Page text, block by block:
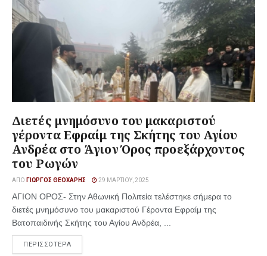
Διετές μνημόσυνο του μακαριστού
γέροντα Εφραίμ της Σκήτης του Αγίου
Ανδρέα στο Άγιον Όρος προεξάρχοντος
του Ρωγών
ΑΠΌ ΓΙΏΡΓΟΣ ΘΕΟΧΆΡΗΣ 29 ΜΑΡΤΊΟΥ, 2025
ΑΓΙΟΝ ΟΡΟΣ- Στην Αθωνική Πολιτεία τελέστηκε σήμερα το
διετές μνημόσυνο του μακαριστού Γέροντα Εφραίμ της
Βατοπαιδινής Σκήτης του Αγίου Ανδρέα, ...
ΠΕΡΙΣΣΟΤΕΡΑ